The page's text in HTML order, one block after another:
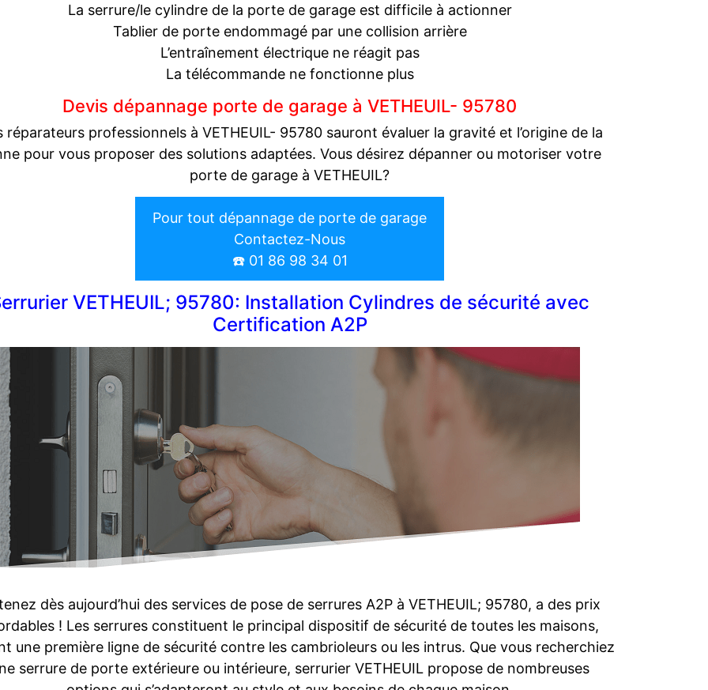
La serrure/le cylindre de la porte de garage est difficile à actionner
Tablier de porte endommagé par une collision arrière
L’entraînement électrique ne réagit pas
La télécommande ne fonctionne plus
Devis dépannage porte de garage à VETHEUIL- 95780
réparateurs professionnels à VETHEUIL- 95780 sauront évaluer la gravité et l’origine de la
pour vous proposer des solutions adaptées. Vous désirez dépanner ou motoriser votre
porte de garage à VETHEUIL?
Pour tout dépannage de porte de garage
Contactez-Nous
☎️ 01 86 98 34 01
VETHEUIL; 95780: Installation Cylindres de sécurité avec
Certification A2P
dès aujourd’hui des services de pose de serrures A2P à VETHEUIL; 95780, a des prix
! Les serrures constituent le principal dispositif de sécurité de toutes les maisons,
une première ligne de sécurité contre les cambrioleurs ou les intrus. Que vous recherchiez
serrure de porte extérieure ou intérieure, serrurier VETHEUIL propose de nombreuses